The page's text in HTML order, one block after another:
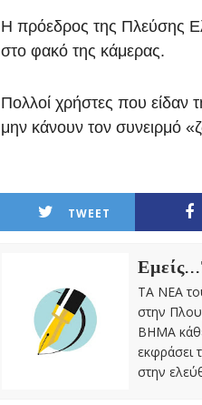
Η πρόεδρος της Πλεύσης
στο φακό της κάμερας.
Πολλοί χρήστες που είδαν
μην κάνουν τον συνειρμό
TWEET
ΤΑ ΝΕΑ
στην
ΒΗΜΑ
εκφράσει
στην